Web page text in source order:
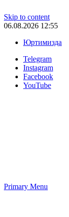
Skip to content
06.08.2026 12:55
Юртимизда
Telegram
Instagram
Facebook
YouTube
Primary Menu